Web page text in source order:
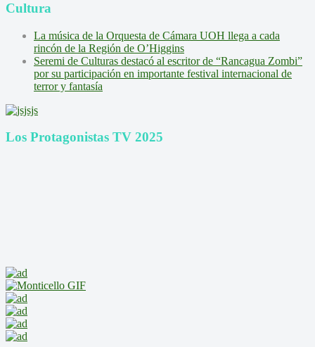
Cultura
La música de la Orquesta de Cámara UOH llega a cada
rincón de la Región de O’Higgins
Seremi de Culturas destacó al escritor de “Rancagua Zombi”
por su participación en importante festival internacional de
terror y fantasía
Los Protagonistas TV 2025